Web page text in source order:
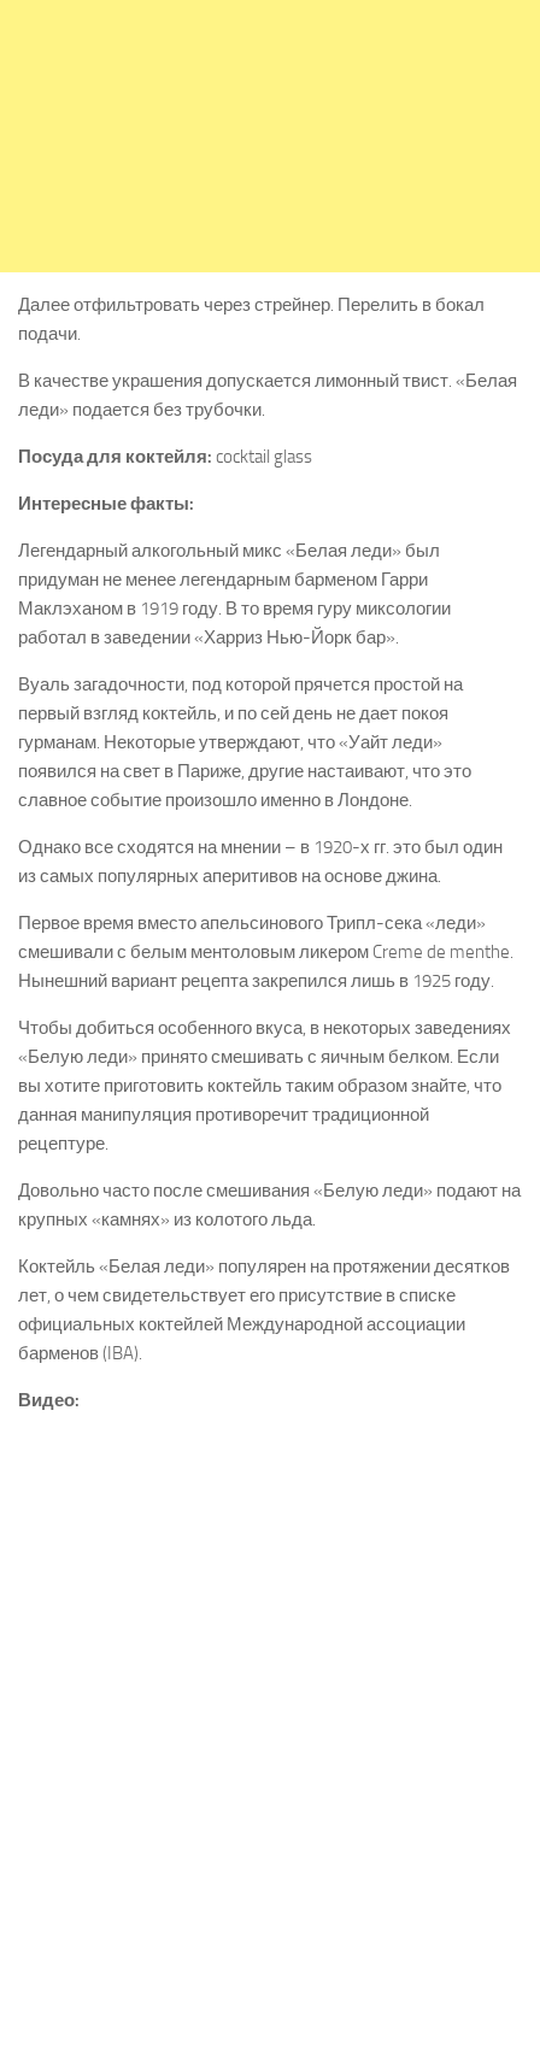
Далее отфильтровать через стрейнер. Перелить в бокал
подачи.
В качестве украшения допускается лимонный твист. «Белая
леди» подается без трубочки.
Посуда для коктейля: cocktail glass
Интересные факты:
Легендарный алкогольный микс «Белая леди» был
придуман не менее легендарным барменом Гарри
Маклэханом в 1919 году. В то время гуру миксологии
работал в заведении «Харриз Нью-Йорк бар».
Вуаль загадочности, под которой прячется простой на
первый взгляд коктейль, и по сей день не дает покоя
гурманам. Некоторые утверждают, что «Уайт леди»
появился на свет в Париже, другие настаивают, что это
славное событие произошло именно в Лондоне.
Однако все сходятся на мнении – в 1920-х гг. это был один
из самых популярных аперитивов на основе джина.
Первое время вместо апельсинового Трипл-сека «леди»
смешивали с белым ментоловым ликером Creme de menthe.
Нынешний вариант рецепта закрепился лишь в 1925 году.
Чтобы добиться особенного вкуса, в некоторых заведениях
«Белую леди» принято смешивать с яичным белком. Если
вы хотите приготовить коктейль таким образом знайте, что
данная манипуляция противоречит традиционной
рецептуре.
Довольно часто после смешивания «Белую леди» подают на
крупных «камнях» из колотого льда.
Коктейль «Белая леди» популярен на протяжении десятков
лет, о чем свидетельствует его присутствие в списке
официальных коктейлей Международной ассоциации
барменов (IBA).
Видео: